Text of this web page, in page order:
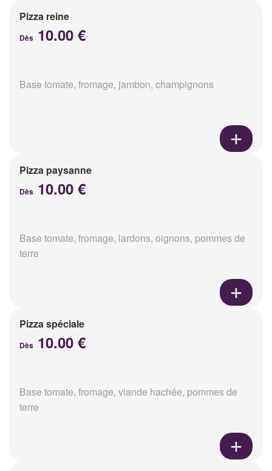
Pizza reine
Dès 10.00 €
Base tomate, fromage, jambon, champignons
Pizza paysanne
Dès 10.00 €
Base tomate, fromage, lardons, oignons, pommes de
terre
Pizza spéciale
Dès 10.00 €
Base tomate, fromage, viande hachée, pommes de
terre